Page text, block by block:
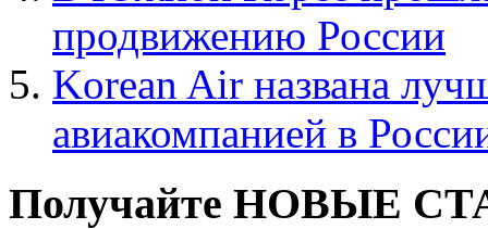
продвижению России
Korean Air названа
авиакомпанией в
Получайте НОВЫЕ